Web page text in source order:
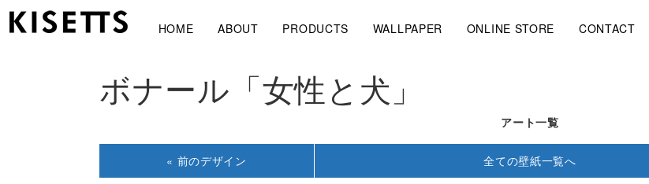
HOME ABOUT PRODUCTS WALLPAPER ONLINE STORE CONTACT
ボナール「女性と犬」
アート一覧
« 前のデザイン 全ての壁紙一覧へ